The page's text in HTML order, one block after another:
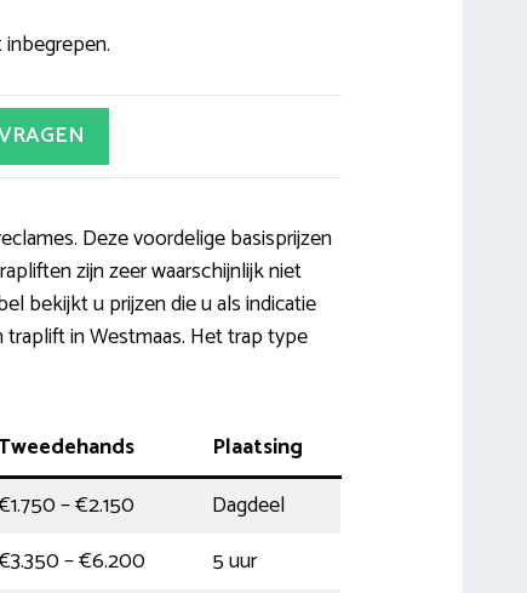
Deze voordelige basisprijzen
zijn zeer waarschijnlijk niet
bekijkt u prijzen die u als indicatie
in Westmaas. Het trap type
Plaatsing
– €2.150
Dagdeel
– €6.200
5 uur